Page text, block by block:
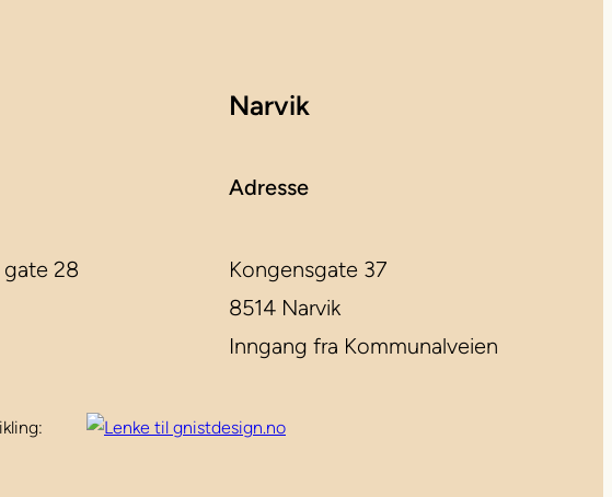
gate 28
Narvik
Adresse
Kongensgate 37
8514 Narvik
Inngang fra Kommunalveien